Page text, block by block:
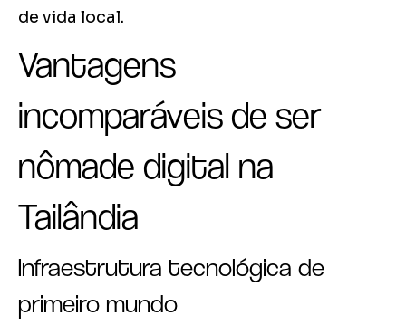
de vida local.
Vantagens
incomparáveis de ser
nômade digital na
Tailândia
Infraestrutura tecnológica de
primeiro mundo